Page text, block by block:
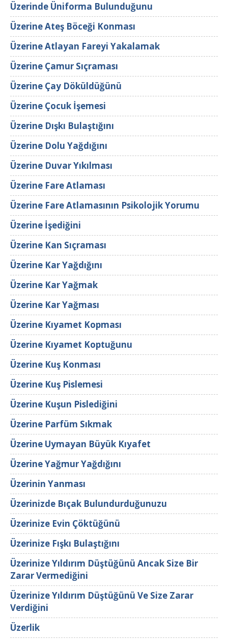
Üzerinde Üniforma Bulunduğunu
Üzerine Ateş Böceği Konması
Üzerine Atlayan Fareyi Yakalamak
Üzerine Çamur Sıçraması
Üzerine Çay Döküldüğünü
Üzerine Çocuk İşemesi
Üzerine Dışkı Bulaştığını
Üzerine Dolu Yağdığını
Üzerine Duvar Yıkılması
Üzerine Fare Atlaması
Üzerine Fare Atlamasının Psikolojik Yorumu
Üzerine İşediğini
Üzerine Kan Sıçraması
Üzerine Kar Yağdığını
Üzerine Kar Yağmak
Üzerine Kar Yağması
Üzerine Kıyamet Kopması
Üzerine Kıyamet Koptuğunu
Üzerine Kuş Konması
Üzerine Kuş Pislemesi
Üzerine Kuşun Pislediğini
Üzerine Parfüm Sıkmak
Üzerine Uymayan Büyük Kıyafet
Üzerine Yağmur Yağdığını
Üzerinin Yanması
Üzerinizde Bıçak Bulundurduğunuzu
Üzerinize Evin Çöktüğünü
Üzerinize Fışkı Bulaştığını
Üzerinize Yıldırım Düştüğünü Ancak Size Bir
Zarar Vermediğini
Üzerinize Yıldırım Düştüğünü Ve Size Zarar
Verdiğini
Üzerlik